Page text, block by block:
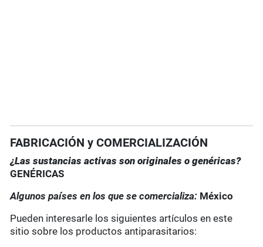
FABRICACIÓN y COMERCIALIZACIÓN
¿Las sustancias activas son originales o genéricas?
GENÉRICAS
Algunos países en los que se comercializa: México
Pueden interesarle los siguientes artículos en este
sitio sobre los productos antiparasitarios: